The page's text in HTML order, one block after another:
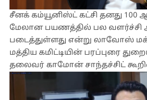
சீனக் கம்யூனிஸ்ட் கட்சி தனது 100
மேலான பயணத்தில் பல வளர்ச்சி
படைத்துள்ளது என்று லாவோஸ்
மத்திய கமிட்டியின் பரப்புரை
தலைவர் காமோன் சாந்தச்சிட்